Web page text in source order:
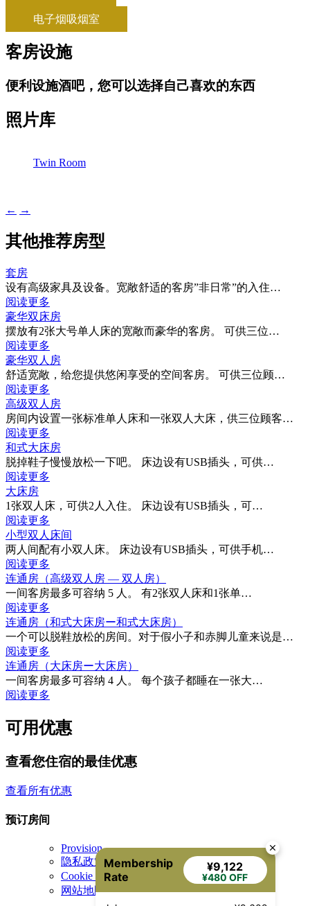
电子烟吸烟室
客房设施
便利设施酒吧，您可以选择自己喜欢的东西
照片库
Twin Room
← →
其他推荐房型
套房
设有高级家具及设备。宽敞舒适的客房”非日常”的入住…
阅读更多
豪华双床房
摆放有2张大号单人床的宽敞而豪华的客房。 可供三位…
阅读更多
豪华双人房
舒适宽敞，给您提供悠闲享受的空间客房。 可供三位顾…
阅读更多
高级双人房
房间内设置一张标准单人床和一张双人大床，供三位顾客…
阅读更多
和式大床房
脱掉鞋子慢慢放松一下吧。 床边设有USB插头，可供…
阅读更多
大床房
1张双人床，可供2人入住。 床边设有USB插头，可…
阅读更多
小型双人床间
两人间配有小双人床。 床边设有USB插头，可供手机…
阅读更多
连通房（高级双人房 — 双人房）
一间客房最多可容纳 5 人。 有2张双人床和1张单…
阅读更多
连通房（和式大床房ー和式大床房）
一个可以脱鞋放松的房间。对于假小子和赤脚儿童来说是…
阅读更多
连通房（大床房ー大床房）
一间客房最多可容纳 4 人。 每个孩子都睡在一张大…
阅读更多
可用优惠
查看您住宿的最佳优惠
查看所有优惠
预订房间
Provision
隐私政策
Cookie 政策
网站地图
Membership
Rate
¥9,122
¥480 OFF